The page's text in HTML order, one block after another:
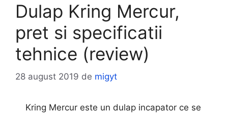
Dulap Kring Mercur,
pret si specificatii
tehnice (review)
28 august 2019 de migyt
Kring Mercur este un dulap incapator ce se